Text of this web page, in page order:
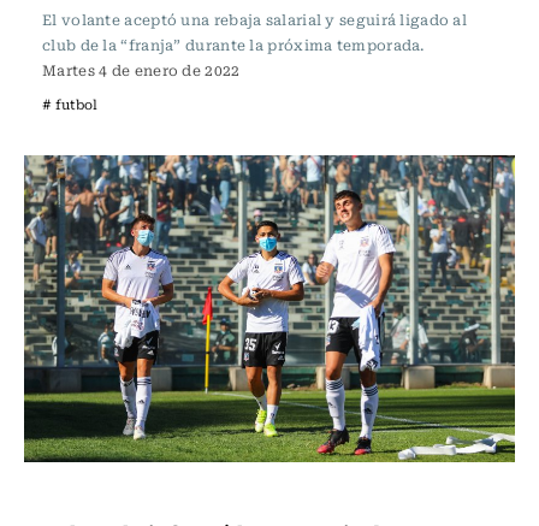
El volante aceptó una rebaja salarial y seguirá ligado al
club de la “franja” durante la próxima temporada.
Martes 4 de enero de 2022
# futbol